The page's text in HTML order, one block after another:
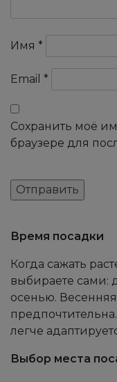
Имя *
Email *
Сохранить моё
браузере для
Время посадки
Когда сажать
выбираете сами:
осенью.
легче
Выбор места